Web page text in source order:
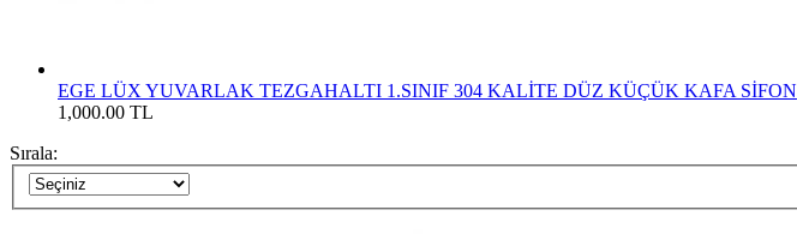
EGE LÜX YUVARLAK TEZGAHALTI 1.SINIF 304 KALİTE DÜZ KÜÇÜK KAFA SİFON
1,000.00 TL
Sırala: